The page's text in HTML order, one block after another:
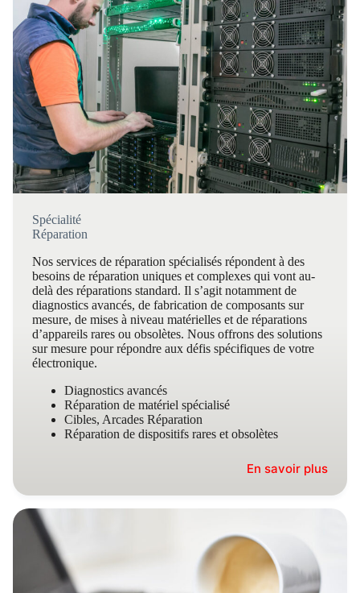
Spécialité
Réparation
Nos services de réparation spécialisés répondent à des
besoins de réparation uniques et complexes qui vont au-
delà des réparations standard. Il s’agit notamment de
diagnostics avancés, de fabrication de composants sur
mesure, de mises à niveau matérielles et de réparations
d’appareils rares ou obsolètes. Nous offrons des solutions
sur mesure pour répondre aux défis spécifiques de votre
électronique.
Diagnostics avancés
Réparation de matériel spécialisé
Cibles, Arcades Réparation
Réparation de dispositifs rares et obsolètes
En savoir plus